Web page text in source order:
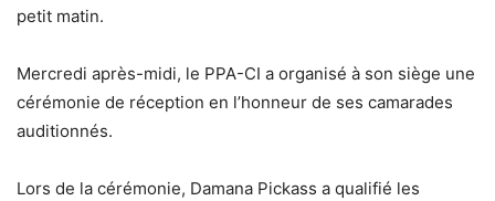
petit matin.
Mercredi après-midi, le PPA-CI a organisé à son siège une
cérémonie de réception en l’honneur de ses camarades
auditionnés.
Lors de la cérémonie, Damana Pickass a qualifié les